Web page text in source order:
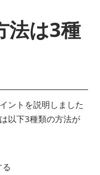
法は3種
ントを説明しました
以下3種類の方法が